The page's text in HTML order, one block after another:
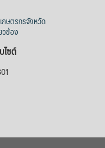
ษตรกรจังหวัด
ข้อง
ไซต์